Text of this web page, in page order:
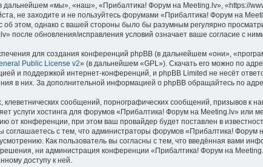
«мы», «наш», «Прибалтика! Форум на Meeting.lv», «https://
не заходите и не пользуйтесь форумами «Прибалтика! Форум на
этом, однако с вашей стороны было бы разумным регулярно
после обновления/исправления условий означает ваше согласие с
для создания конференций phpBB (в дальнейшем «они»,
Public License v2» (в дальнейшем «GPL»). Скачать его можно по
и поддержкой интернет-конференций, и phpBB Limited не несёт
в них. За дополнительной информацией о phpBB обращайтесь по
сообщений, порнографических сообщений, призывов к
услуги хостинга для форумов «Прибалтика! Форум на Meeting.lv» или
от конференции, при этом ваш провайдер будет поставлен в
с тем, что администраторы форумов «Прибалтика! Форум
Как пользователь вы согласны с тем, что введённая вами
ни администрация конференции «Прибалтика! Форум на
доступу к ней.